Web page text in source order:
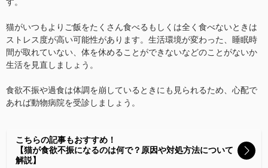
す。
猫がいつもよりご飯をたくさん食べるもしくは全く食べないときは
ストレス度が高い可能性があります。生活環境が変わった、睡眠時
間が取れていない、体を休めることができないなどのことがないか
生活を見直しましょう。
食欲不振や過食は体調を崩しているときにも見られるため、心配で
あれば動物病院を受診しましょう。
こちらの記事もおすすめ！
【猫が食欲不振になるのは何で？原因や対処方法について
解説】